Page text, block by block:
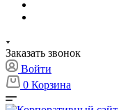
Заказать звонок
Войти
0 Корзина